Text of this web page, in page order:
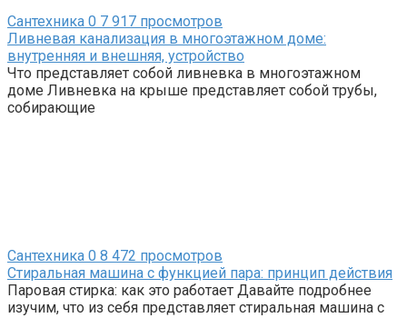
Сантехника 0 7 917 просмотров
Ливневая канализация в многоэтажном доме:
внутренняя и внешняя, устройство
Что представляет собой ливневка в многоэтажном
доме Ливневка на крыше представляет собой трубы,
собирающие
Сантехника 0 8 472 просмотров
Стиральная машина с функцией пара: принцип действия
Паровая стирка: как это работает Давайте подробнее
изучим, что из себя представляет стиральная машина с